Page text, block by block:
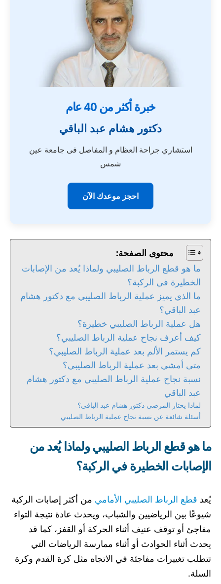
خبرة أكثر من 40 عام
دكتور هشام عبد الباقي
استشاري جراحة العظام و المفاصل فى جامعة عين
شمس
احجز موعدك الآن
محتوى الصفحة:
ما هو قطع الرباط الصليبي ولماذا يُعد من الإصابات
الخطيرة في الركبة؟
ما الذي يميز عملية الرباط الصليبي مع دكتور هشام
عبد الباقي؟
هل عملية الرباط الصليبي خطيرة؟
كيف أعرف نجاح عملية الرباط الصليبي؟
كم يستمر الألم بعد عملية الرباط الصليبي؟
متى أمشي بعد عملية الرباط الصليبي؟
نسبة نجاح عملية الرباط الصليبي مع دكتور هشام
عبد الباقي
لماذا يختار المرضى دكتور هشام عبد الباقي؟
أسئلة شائعة عن نسبة نجاح عملية الرباط الصليبي
ما هو قطع الرباط الصليبي ولماذا يُعد من
الإصابات الخطيرة في الركبة؟
يُعد قطع الرباط الصليبي الأمامي من أكثر إصابات الركبة
شيوعًا بين الرياضيين والشباب، ويحدث عادة نتيجة التواء
مفاجئ أو توقف عنيف أثناء الحركة أو القفز، كما قد
يحدث أثناء الحوادث أو أثناء ممارسة الرياضات التي
تتطلب تغييرات مفاجئة في الاتجاه مثل كرة القدم وكرة
السلة.